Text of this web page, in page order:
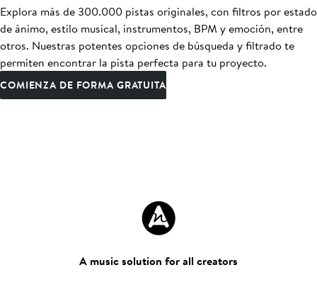
Explora más de 300.000 pistas originales, con filtros por estado
de ánimo, estilo musical, instrumentos, BPM y emoción, entre
otros. Nuestras potentes opciones de búsqueda y filtrado te
permiten encontrar la pista perfecta para tu proyecto.
COMIENZA DE FORMA GRATUITA
A music solution for all creators